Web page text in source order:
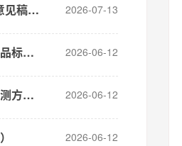
2026年度食品安全国家标准立项计划（征求意见稿）公开征求意见 2026-07-13
2026年5月食品安全国家标准食品接触材料产品标准制修订进度与概况 2026-06-12
2026年5月食品安全国家标准食品接触材料检测方法制修订进度与概况 2026-06-12
2026-06-12